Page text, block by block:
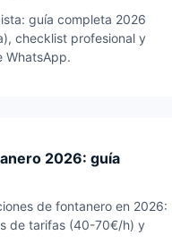
guía completa 2026
checklist profesional y
WhatsApp.
2026: guía
de fontanero en 2026:
de tarifas (40-70€/h) y